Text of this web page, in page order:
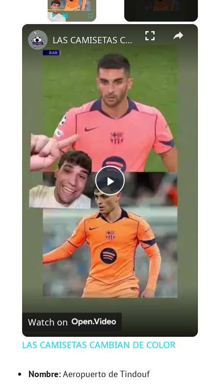
×
P
l
a
y
V
i
d
LAS CAMISETAS CAMBIAN DE COLOR
Watch on
LAS CAMISETAS CAMBIAN DE COLOR
Nombre:Aeropuerto de Tindouf